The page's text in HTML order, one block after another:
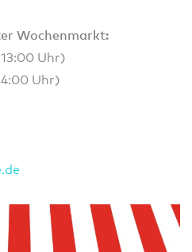
Wochenmarkt:
Uhr)
Uhr)
e